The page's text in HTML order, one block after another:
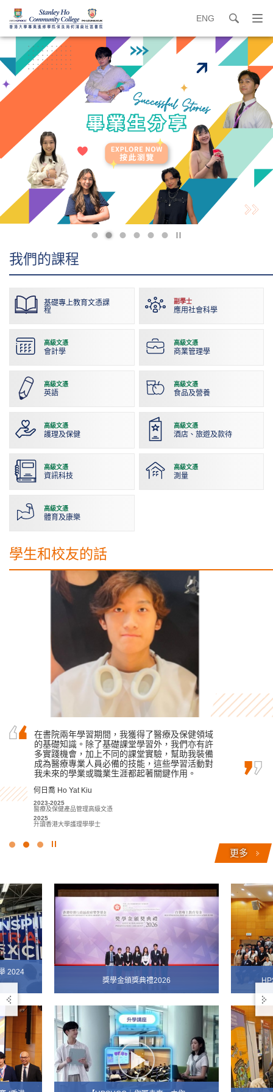
ENG search
打
開
導
覽
選
單
內
開
始
點
止
燈
片
我們的課程
基礎專上教育文憑課
程
副學士
應用社會科學
高級文憑
會計學
高級文憑
商業管理學
高級文憑
英語
高級文憑
食品及營養
高級文憑
護理及保健
高級文憑
酒店、旅遊及款待
高級文憑
資訊科技
高級文憑
測量
高級文憑
體育及康樂
學生和校友的話
在書院的幫助和鼓勵下，我對旅遊和酒店業產生
了濃厚的興趣。在書院學到的技能和知識，都將
令我終身受用。
李海欣 Virginia Lee
基礎專上教育文憑課程
旅遊及酒店管理高級文憑
2025
升讀香港理工大學酒店及旅遊管理 (榮譽) 理學士組合課程 (酒店管理)
(高年級入學)
在書院兩年學習期間，我獲得了醫療及保健領域
的基礎知識。除了基礎課堂學習外，我們亦有許
多實踐機會，加上不同的課堂實驗，幫助我裝備
成為醫療專業人員必備的技能，這些學習活動對
我未來的學業或職業生涯都起著關鍵作用。
何日喬 Ho Yat Kiu
2023-2025
醫療及保健產品管理高級文憑
2025
升讀香港大學護理學學士
更多
感謝一眾講師和學生輔導主任循循善誘的教導和
鼓勵，在升學路上給予我無限信心，使我能如願
獲得心儀的中文大學取錄。
麥凱婷 Heidi Mak
應用社會科學副學士 (青年與社會服務)
升讀香港中文大學社會工作社會科學學士 (學分豁免)
點
止
幻
2024
獎學金頒獎典禮2026